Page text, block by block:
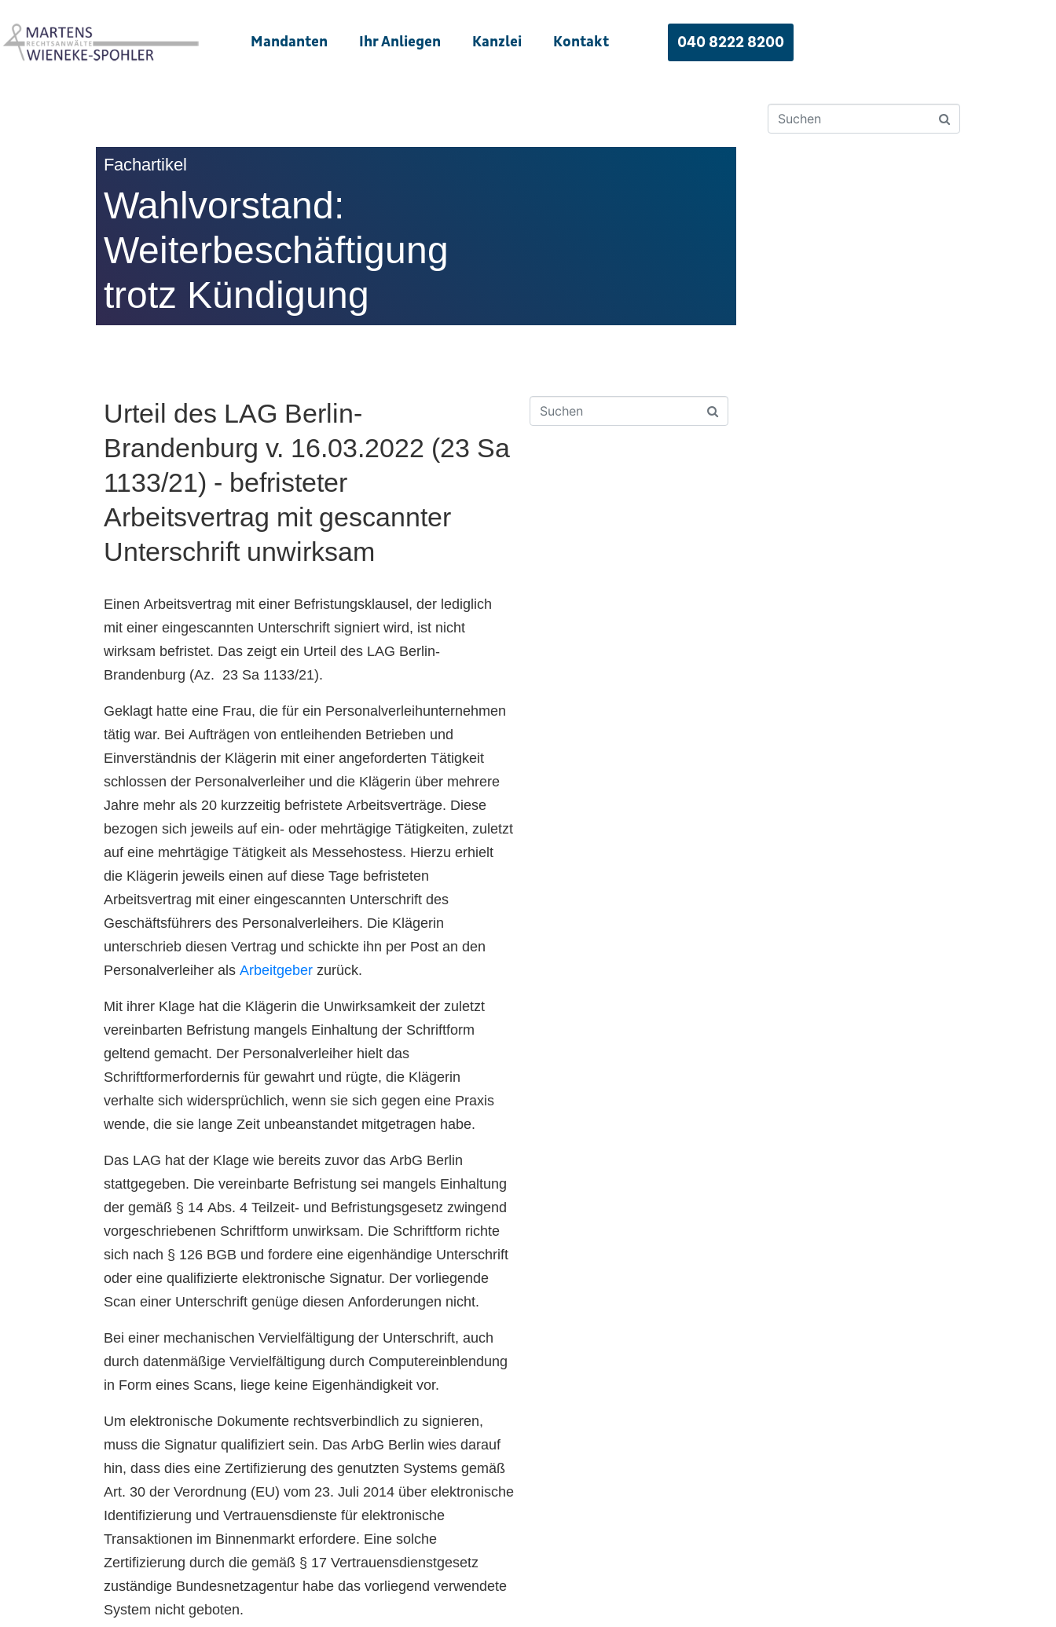
Mandanten Ihr Anliegen Kanzlei Kontakt 040 8222 8200
Fachartikel
Wahlvorstand:
Weiterbeschäftigung
trotz Kündigung
Urteil des LAG Berlin-
Brandenburg v. 16.03.2022 (23 Sa
1133/21) - befristeter
Arbeitsvertrag mit gescannter
Unterschrift unwirksam
Einen Arbeitsvertrag mit einer Befristungsklausel, der lediglich
mit einer eingescannten Unterschrift signiert wird, ist nicht
wirksam befristet. Das zeigt ein Urteil des LAG Berlin-
Brandenburg (Az. 23 Sa 1133/21).
Geklagt hatte eine Frau, die für ein Personalverleihunternehmen
tätig war. Bei Aufträgen von entleihenden Betrieben und
Einverständnis der Klägerin mit einer angeforderten Tätigkeit
schlossen der Personalverleiher und die Klägerin über mehrere
Jahre mehr als 20 kurzzeitig befristete Arbeitsverträge. Diese
bezogen sich jeweils auf ein- oder mehrtägige Tätigkeiten, zuletzt
auf eine mehrtägige Tätigkeit als Messehostess. Hierzu erhielt
die Klägerin jeweils einen auf diese Tage befristeten
Arbeitsvertrag mit einer eingescannten Unterschrift des
Geschäftsführers des Personalverleihers. Die Klägerin
unterschrieb diesen Vertrag und schickte ihn per Post an den
Personalverleiher als Arbeitgeber zurück.
Mit ihrer Klage hat die Klägerin die Unwirksamkeit der zuletzt
vereinbarten Befristung mangels Einhaltung der Schriftform
geltend gemacht. Der Personalverleiher hielt das
Schriftformerfordernis für gewahrt und rügte, die Klägerin
verhalte sich widersprüchlich, wenn sie sich gegen eine Praxis
wende, die sie lange Zeit unbeanstandet mitgetragen habe.
Das LAG hat der Klage wie bereits zuvor das ArbG Berlin
stattgegeben. Die vereinbarte Befristung sei mangels Einhaltung
der gemäß § 14 Abs. 4 Teilzeit- und Befristungsgesetz zwingend
vorgeschriebenen Schriftform unwirksam. Die Schriftform richte
sich nach § 126 BGB und fordere eine eigenhändige Unterschrift
oder eine qualifizierte elektronische Signatur. Der vorliegende
Scan einer Unterschrift genüge diesen Anforderungen nicht.
Bei einer mechanischen Vervielfältigung der Unterschrift, auch
durch datenmäßige Vervielfältigung durch Computereinblendung
in Form eines Scans, liege keine Eigenhändigkeit vor.
Um elektronische Dokumente rechtsverbindlich zu signieren,
muss die Signatur qualifiziert sein. Das ArbG Berlin wies darauf
hin, dass dies eine Zertifizierung des genutzten Systems gemäß
Art. 30 der Verordnung (EU) vom 23. Juli 2014 über elektronische
Identifizierung und Vertrauensdienste für elektronische
Transaktionen im Binnenmarkt erfordere. Eine solche
Zertifizierung durch die gemäß § 17 Vertrauensdienstgesetz
zuständige Bundesnetzagentur habe das vorliegend verwendete
System nicht geboten.